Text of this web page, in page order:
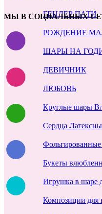
ГЕНДЕР ПАТИ
РОЖДЕНИЕ
ШАРЫ НА
ДЕВИЧНИК
ЛЮБОВЬ
Круглые шары
Сердца
Букеты
Игрушка в шаре
Композиции для
МЫ В СОЦИАЛЬНЫХ